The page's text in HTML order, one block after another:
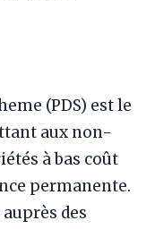
(PDS) est le
aux non-
à bas coût
permanente.
des